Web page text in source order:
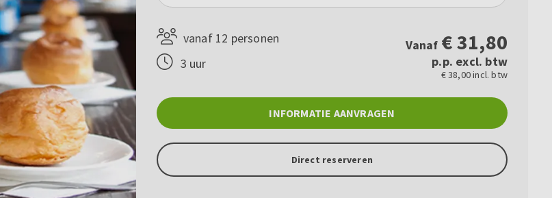
vanaf 12 personen
3 uur
Vanaf €31,80
p.p. excl. btw
€ 38,00 incl. btw
INFORMATIE AANVRAGEN
Direct reserveren